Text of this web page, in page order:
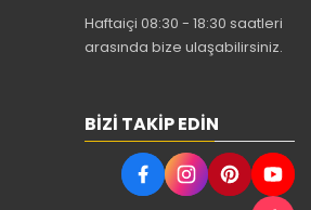
Haftaiçi 08:30 - 18:30 saatleri
arasında bize ulaşabilirsiniz.
BIZI TAKIP EDIN